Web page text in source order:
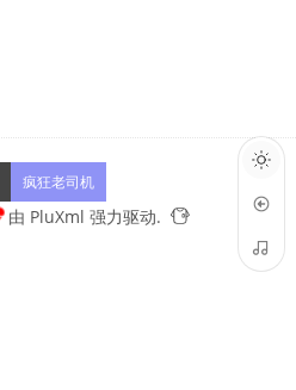
疯狂老司机
由 PluXml 强力驱动.